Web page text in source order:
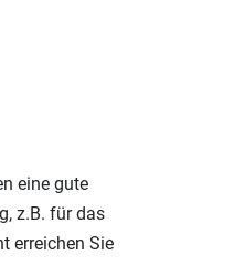
eine gute
z.B. für das
erreichen Sie